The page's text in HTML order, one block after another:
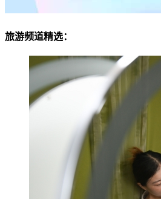
旅游频道精选：